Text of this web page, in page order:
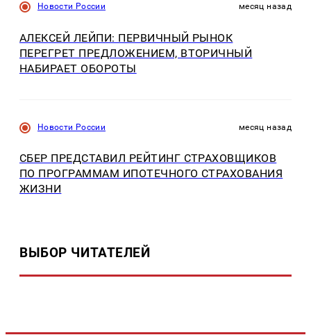
Новости России месяц назад
АЛЕКСЕЙ ЛЕЙПИ: ПЕРВИЧНЫЙ РЫНОК
ПЕРЕГРЕТ ПРЕДЛОЖЕНИЕМ, ВТОРИЧНЫЙ
НАБИРАЕТ ОБОРОТЫ
Новости России месяц назад
СБЕР ПРЕДСТАВИЛ РЕЙТИНГ СТРАХОВЩИКОВ
ПО ПРОГРАММАМ ИПОТЕЧНОГО СТРАХОВАНИЯ
ЖИЗНИ
ВЫБОР ЧИТАТЕЛЕЙ